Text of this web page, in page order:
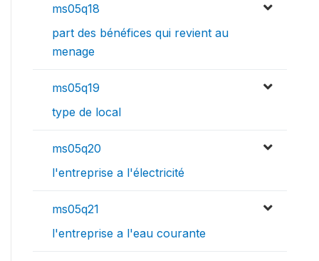
ms05q18
part des bénéfices qui revient au
menage
ms05q19
type de local
ms05q20
l'entreprise a l'électricité
ms05q21
l'entreprise a l'eau courante